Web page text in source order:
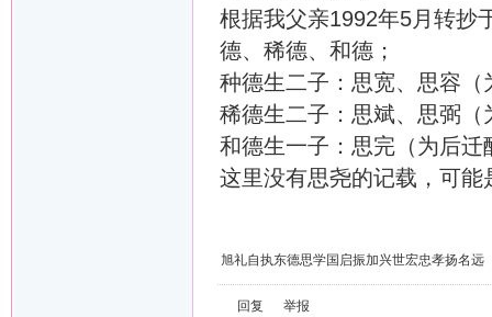
根据我父亲1992年5月转抄
德、稀德、和德；
种德生二子：思宽、思容（
稀德生二子：思斌、思弼（
和德生一子：思完（为后迁
这里没有思尧的记载，可
旭礼自执东德思学国启振加兴世宏忠孝扬名远
回复 举报